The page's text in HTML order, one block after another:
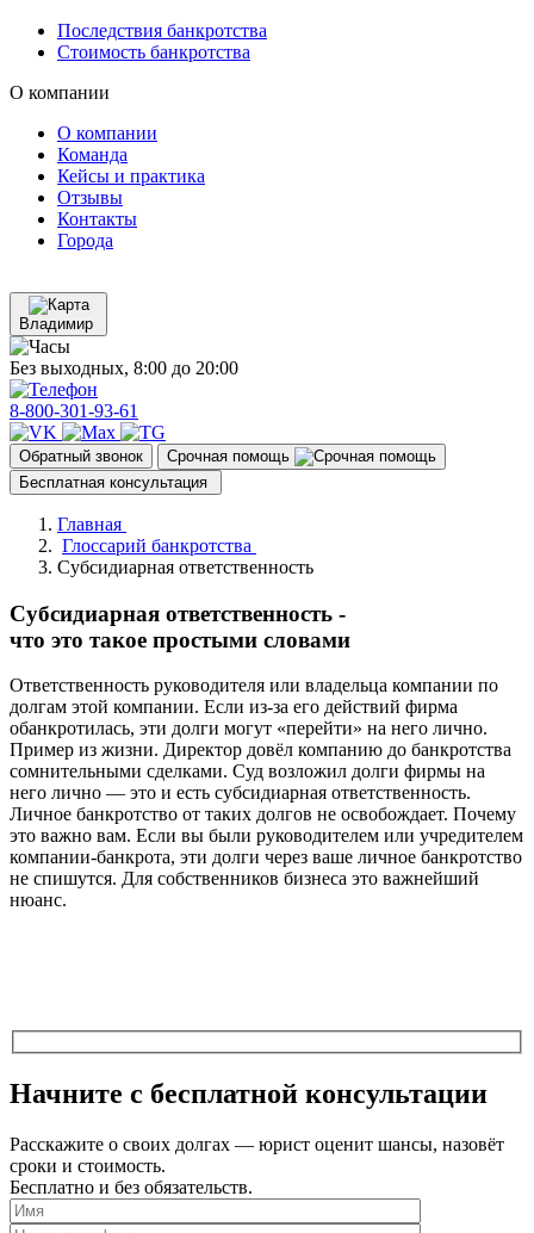
Последствия банкротства
Стоимость банкротства
О компании
О компании
Команда
Кейсы и практика
Отзывы
Контакты
Города
Владимир
Без выходных, 8:00 до 20:00
8-800-301-93-61
Обратный звонок
Срочная помощь
Бесплатная консультация
Главная
Глоссарий банкротства
Субсидиарная ответственность
Субсидиарная ответственность -
что это такое простыми словами
Ответственность руководителя или владельца компании по
долгам этой компании. Если из-за его действий фирма
обанкротилась, эти долги могут «перейти» на него лично.
Пример из жизни. Директор довёл компанию до банкротства
сомнительными сделками. Суд возложил долги фирмы на
него лично — это и есть субсидиарная ответственность.
Личное банкротство от таких долгов не освобождает. Почему
это важно вам. Если вы были руководителем или учредителем
компании-банкрота, эти долги через ваше личное банкротство
не спишутся. Для собственников бизнеса это важнейший
нюанс.
Начните с бесплатной консультации
Расскажите о своих долгах — юрист оценит шансы, назовёт
сроки и стоимость.
Бесплатно и без обязательств.